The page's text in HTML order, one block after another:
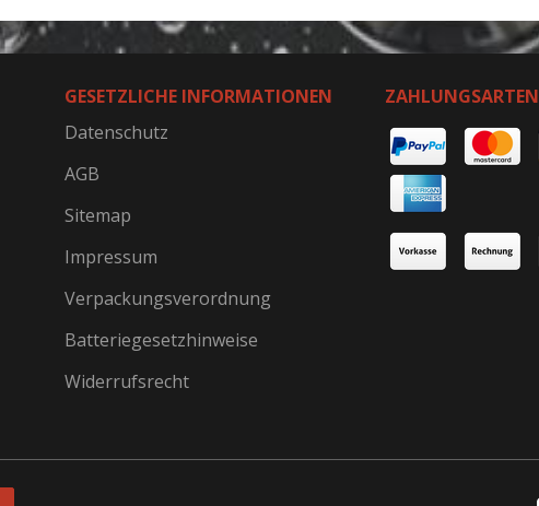
GESETZLICHE INFORMATIONEN
Datenschutz
AGB
Sitemap
Impressum
Verpackungsverordnung
Batteriegesetzhinweise
Widerrufsrecht
ZAHLUNGSARTEN